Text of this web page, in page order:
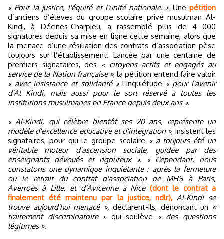
« Pour la justice, l'équité et l'unité nationale. »Unepétition
d’anciens d’élèves du groupe scolaire privé musulman Al-
Kindi, à Décines-Charpieu, a rassemblé plus de 4 000
signatures depuis sa mise en ligne cette semaine, alors que
la menace d’une résiliation des contrats d’association pèse
toujours sur l’établissement. Lancée par une centaine de
premiers signataires, des
« citoyens actifs et engagés au
service de la Nation française », la pétition entend faire valoir
« avec insistance et solidarité »l’inquiétude « pour l'avenir
d'Al Kindi, mais aussi pour le sort réservé à toutes les
institutions musulmanes en France depuis deux ans ».
« Al-Kindi, qui célèbre bientôt ses 20 ans, représente un
modèle d'excellence éducative et d'intégration », insistent les
signataires, pour qui le groupe scolaire « a toujours été un
véritable moteur d'ascension sociale, guidée par des
enseignants dévoués et rigoureux ». « Cependant, nous
constatons une dynamique inquiétante : après la fermeture
ou le retrait du contrat d'association de MHS à Paris,
Averroès à Lille, et d'Avicenne à Nice (dont le contrat a
finalement été maintenu par la justice, ndlr), Al-Kindi se
trouve aujourd'hui menacé », déclarent-ils, dénonçant un «
traitement discriminatoire »qui soulève
« des questions
légitimes ».